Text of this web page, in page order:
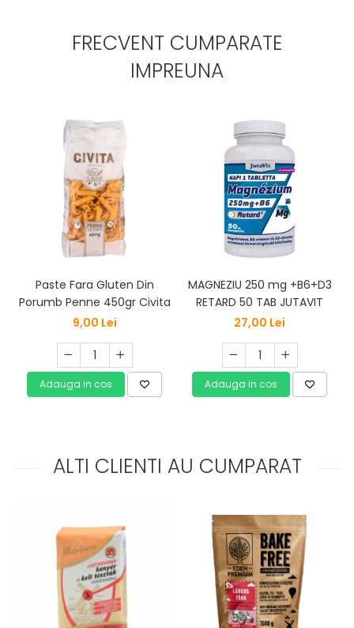
FRECVENT CUMPARATE
IMPREUNA
Paste Fara Gluten Din
Porumb Penne 450gr Civita
9,00 Lei
Adauga in cos
MAGNEZIU 250 mg +B6+D3
RETARD 50 TAB JUTAVIT
27,00 Lei
Adauga in cos
ALTI CLIENTI AU CUMPARAT